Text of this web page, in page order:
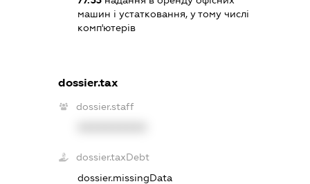
машин і устатковання, у тому числі
комп'ютерів
dossier.tax
dossier.staff
dossier.taxDebt
dossier.missingData